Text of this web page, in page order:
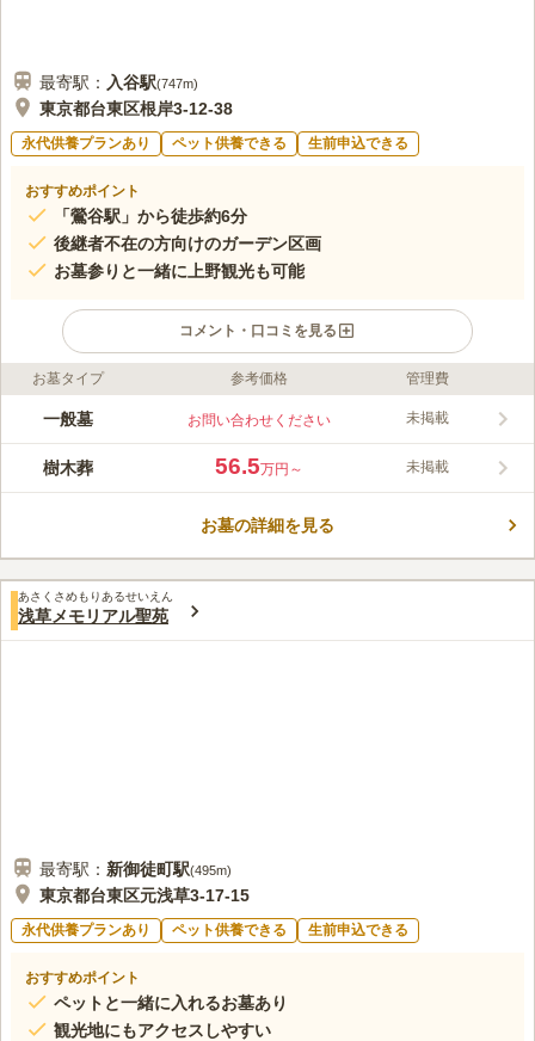
最寄駅： 入谷駅(747m)
東京都台東区根岸3-12-38
永代供養プランあり ペット供養できる 生前申込できる
おすすめポイント
「鶯谷駅」から徒歩約6分
後継者不在の方向けのガーデン区画
お墓参りと一緒に上野観光も可能
コメント・口コミを見る
ライフドット編集部のコメント
西蔵院 ガーデン型墓地は、台東区根岸にある真言宗智山派のお
されています。「ガーデン区画」は、骨壺2体・4体収蔵から選べ
ます。ご夫婦でもご家族でも利用できる区画です。従来型の後継
い、今の時代に合った形のお墓と言えるでしょう。東京のターミ
この霊園はまだ誰からも評価されていません。
お墓タイプ 参考価格 管理費
一般墓 お問い合わせください 未掲載
樹木葬 56.5万円～ 未掲載
お墓の詳細を見る
あさくさめもりあるせいえん
浅草メモリアル聖苑
最寄駅： 新御徒町駅(495m)
東京都台東区元浅草3-17-15
永代供養プランあり ペット供養できる 生前申込できる
おすすめポイント
ペットと一緒に入れるお墓あり
観光地にもアクセスしやすい